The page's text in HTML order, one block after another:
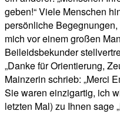
geben!“ Viele Menschen
persönliche
mich vor einem großen
Beileidsbekunder
„Danke für Orientierung,
Mainzerin schrieb: „Merci
Sie waren einzigartig, ich
letzten Mal) zu Ihnen sage